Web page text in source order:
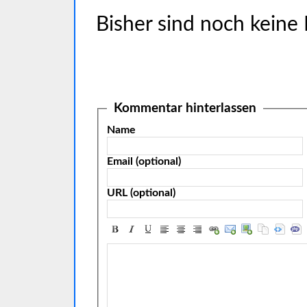
Bisher sind noch
Kommentar hinterlassen
Name
Email (optional)
URL (optional)